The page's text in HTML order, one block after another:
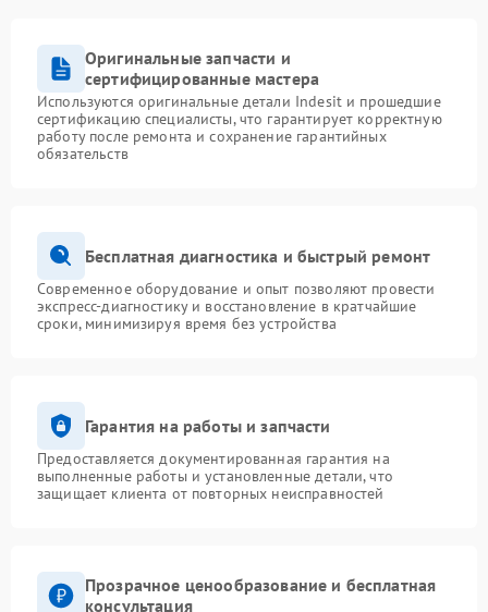
Оригинальные запчасти и
сертифицированные мастера
Используются оригинальные детали Indesit и прошедшие
сертификацию специалисты, что гарантирует корректную
работу после ремонта и сохранение гарантийных
обязательств
Бесплатная диагностика и быстрый ремонт
Современное оборудование и опыт позволяют провести
экспресс-диагностику и восстановление в кратчайшие
сроки, минимизируя время без устройства
Гарантия на работы и запчасти
Предоставляется документированная гарантия на
выполненные работы и установленные детали, что
защищает клиента от повторных неисправностей
Прозрачное ценообразование и бесплатная
консультация